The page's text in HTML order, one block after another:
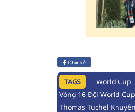
Chia sẻ
TAGS World Cup
Vòng 16 Đội World
Thomas Tuchel